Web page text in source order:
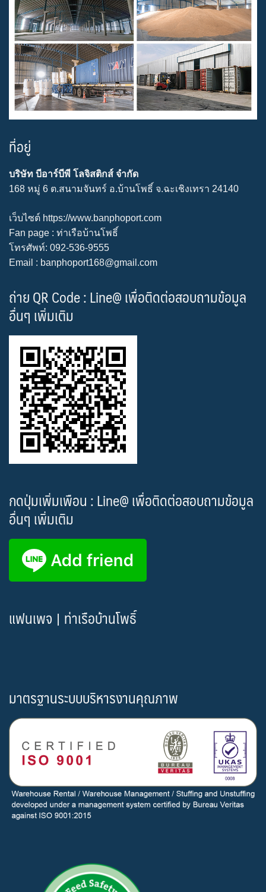
ที่อยู่
บริษัท บีอาร์บีพี โลจิสติกส์ จำกัด
168 หมู่ 6 ต.สนามจันทร์ อ.บ้านโพธิ์ จ.ฉะเชิงเทรา 24140
เว็บไซต์ https://www.banphoport.com
Fan page : ท่าเรือบ้านโพธิ์
โทรศัพท์: 092-536-9555
Email : banphoport168@gmail.com
ถ่าย QR Code : Line@ เพื่อติดต่อสอบถามข้อมูล
อื่นๆ เพิ่มเติม
กดปุ่มเพิ่มเพือน : Line@ เพื่อติดต่อสอบถามข้อมูล
อื่นๆ เพิ่มเติม
แฟนเพจ | ท่าเรือบ้านโพธิ์
มาตรฐานระบบบริหารงานคุณภาพ